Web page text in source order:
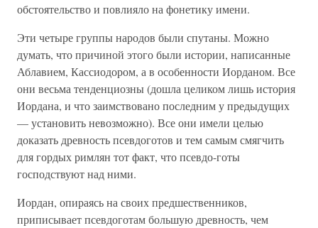
обстоятельство и повлияло на фонетику имени.
Эти четыре группы народов были спутаны. Можно
думать, что причиной этого были истории, написанные
Аблавием, Кассиодором, а в особенности Иорданом. Все
они весьма тенденциозны (дошла целиком лишь история
Иордана, и что заимствовано последним у предыдущих
— установить невозможно). Все они имели целью
доказать древность псевдоготов и тем самым смягчить
для гордых римлян тот факт, что псевдо-готы
господствуют над ними.
Иордан, опираясь на своих предшественников,
приписывает псевдоготам большую древность, чем